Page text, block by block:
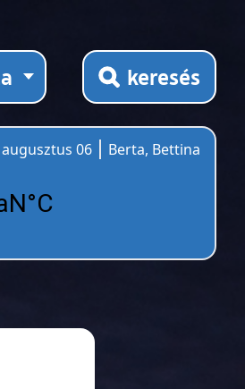
keresés
06
Berta, Bettina